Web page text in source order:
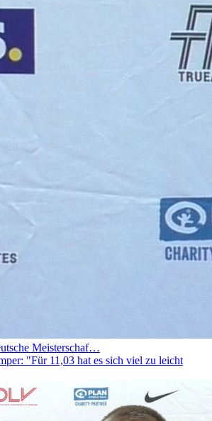
Meisterschaf…
"Für 11,03 hat es sich viel zu leicht